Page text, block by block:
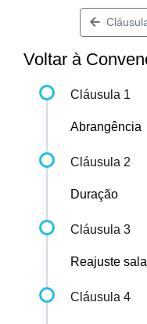
Voltar à
Cláusula 1
Abrangência
Cláusula 2
Duração
Cláusula 3
Reajuste
Cláusula 4